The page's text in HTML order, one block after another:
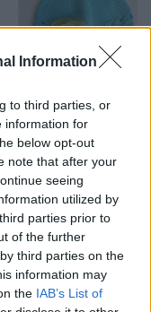
Information
to third parties, or
information for
below opt-out
note that after your
seeing
utilized by
parties prior to
of the further
third parties on the
information may
the IAB’s List of